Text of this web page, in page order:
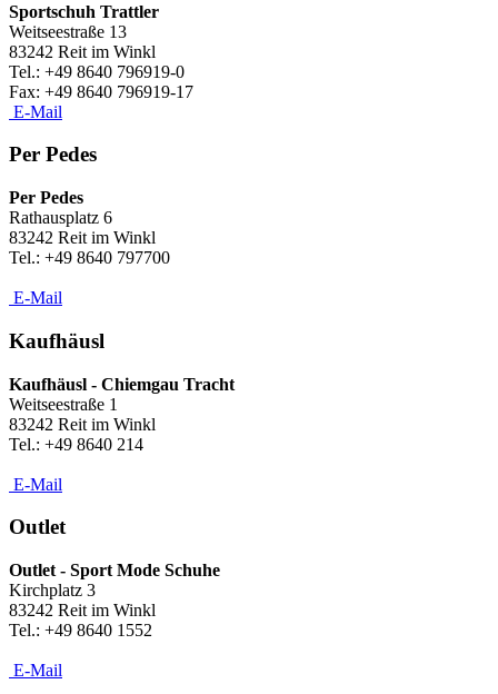
Sportschuh Trattler
Weitseestraße 13
83242 Reit im Winkl
Tel.: +49 8640 796919-0
​Fax: +49 8640 796919-17
E-Mail
Per Pedes
Per Pedes
Rathausplatz 6
83242 Reit im Winkl
Tel.: +49 8640 797700
E-Mail
Kaufhäusl
Kaufhäusl - Chiemgau Tracht
Weitseestraße 1
83242 Reit im Winkl
Tel.: +49 8640 214
E-Mail
Outlet
Outlet - Sport Mode Schuhe
Kirchplatz 3
83242 Reit im Winkl
Tel.: +49 8640 1552
E-Mail